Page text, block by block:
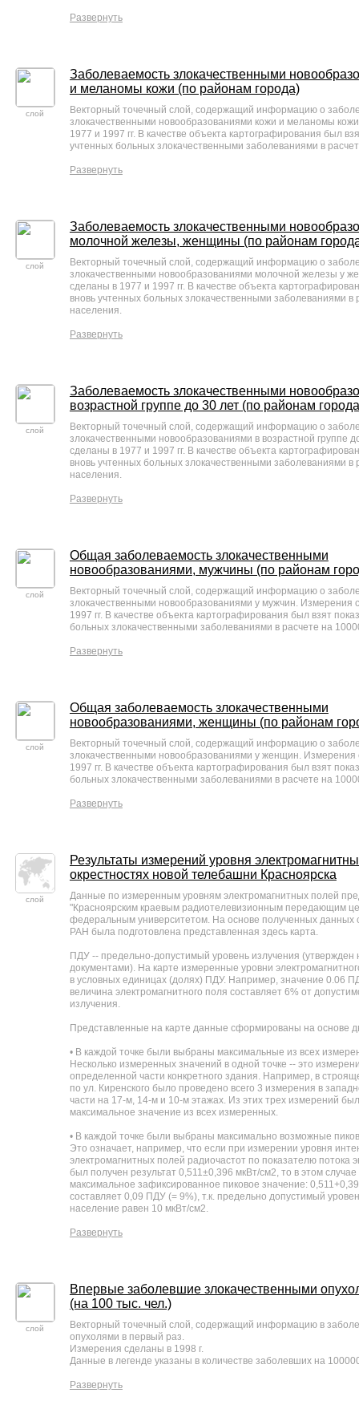
Развернуть
слой
Заболеваемость злокачественными
и меланомы кожи (по районам города)
Векторный точечный слой, содержащий информацию о
злокачественными новообразованиями кожи и меланомы
1977 и 1997 гг. В качестве объекта картографирования был
учтенных больных злокачественными заболеваниями в
Развернуть
слой
Заболеваемость злокачественными
молочной железы, женщины (по районам
Векторный точечный слой, содержащий информацию о
злокачественными новообразованиями молочной железы у
сделаны в 1977 и 1997 гг. В качестве объекта
вновь учтенных больных злокачественными заболеваниями в
населения.
Развернуть
слой
Заболеваемость злокачественными
возрастной группе до 30 лет (по районам
Векторный точечный слой, содержащий информацию о
злокачественными новообразованиями в возрастной группе
сделаны в 1977 и 1997 гг. В качестве объекта
вновь учтенных больных злокачественными заболеваниями в
населения.
Развернуть
слой
Общая заболеваемость злокачественными
новообразованиями, мужчины (по районам
Векторный точечный слой, содержащий информацию о
злокачественными новообразованиями у мужчин. Измерения
1997 гг. В качестве объекта картографирования был взят
больных злокачественными заболеваниями в расчете на
Развернуть
слой
Общая заболеваемость злокачественными
новообразованиями, женщины (по районам
Векторный точечный слой, содержащий информацию о
злокачественными новообразованиями у женщин.
1997 гг. В качестве объекта картографирования был взят
больных злокачественными заболеваниями в расчете на
Развернуть
слой
Результаты измерений уровня
окрестностях новой телебашни Красноярска
Данные по измеренным уровням электромагнитных полей
"Красноярским краевым радиотелевизионным передающим
федеральным университетом. На основе полученных
РАН была подготовлена представленная здесь карта.
ПДУ -- предельно-допустимый уровень излучения
документами). На карте измеренные уровни
в условных единицах (долях) ПДУ. Например, значение 0.06
величина электромагнитного поля составляет 6% от
излучения.
Представленные на карте данные сформированы на основе
• В каждой точке были выбраны максимальные из всех
Несколько измеренных значений в одной точке -- это
определенной части конкретного здания. Например, в
по ул. Киренского было проведено всего 3 измерения в
части на 17-м, 14-м и 10-м этажах. Из этих трех измерений
максимальное значение из всех измеренных.
• В каждой точке были выбраны максимально возможные
Это означает, например, что если при измерении уровня
электромагнитных полей радиочастот по показателю потока
был получен результат 0,511±0,396 мкВт/см2, то в этом
максимальное зафиксированное пиковое значение:
составляет 0,09 ПДУ (= 9%), т.к. предельно допустимый
население равен 10 мкВт/см2.
Развернуть
слой
Впервые заболевшие злокачественными
(на 100 тыс. чел.)
Векторный точечный слой, содержащий информацию в
опухолями в первый раз.
Измерения сделаны в 1998 г.
Данные в легенде указаны в количестве заболевших на
Развернуть